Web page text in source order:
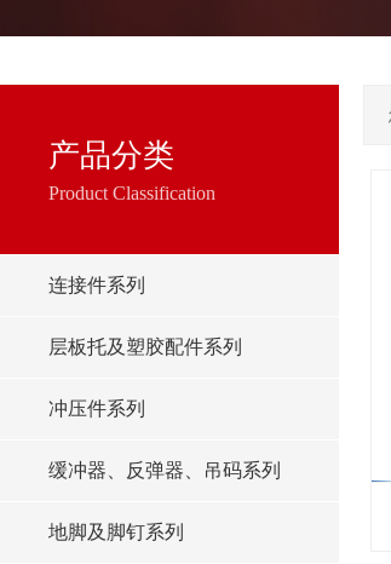
产品分类
Product Classification
连接件系列
层板托及塑胶配件系列
冲压件系列
缓冲器、反弹器、吊码系列
地脚及脚钉系列